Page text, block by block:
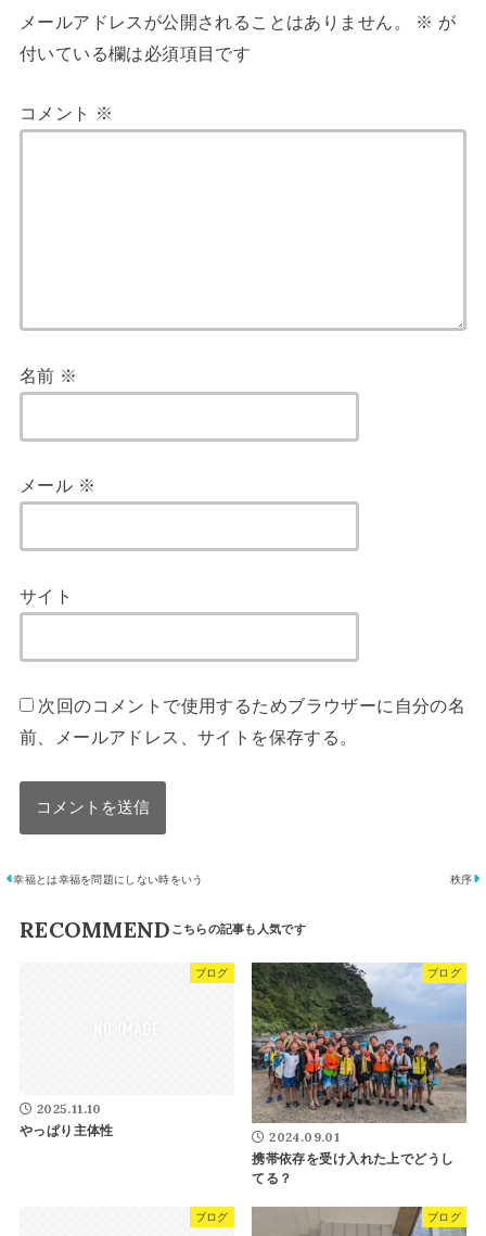
メールアドレスが公開されることはありません。 ※ が
付いている欄は必須項目です
コメント ※
名前 ※
メール ※
サイト
次回のコメントで使用するためブラウザーに自分の名
前、メールアドレス、サイトを保存する。
幸福とは幸福を問題にしない時をいう 秩序
RECOMMEND
ブログ
2025.11.10
やっぱり主体性
ブログ
2024.09.01
携帯依存を受け入れた上でどうし
てる？
ブログ ブログ